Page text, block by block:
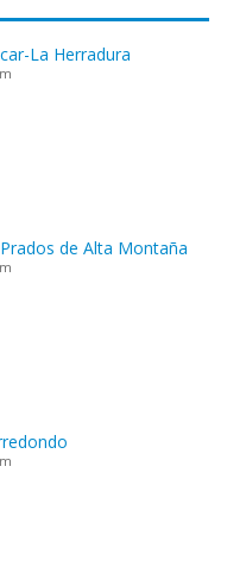
La Herradura
de Alta Montaña